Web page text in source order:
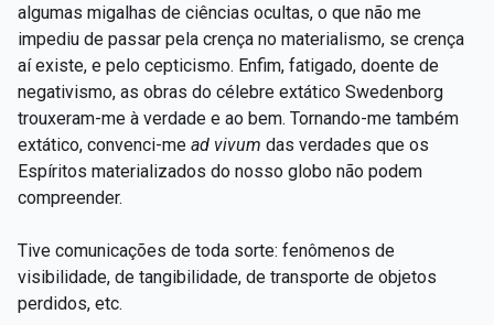
algumas migalhas de ciências ocultas, o que não me
impediu de passar pela crença no materialismo, se crença
aí existe, e pelo cepticismo. Enfim, fatigado, doente de
negativismo, as obras do célebre extático Swedenborg
trouxeram-me à verdade e ao bem. Tornando-me também
extático, convenci-me ad vivum das verdades que os
Espíritos materializados do nosso globo não podem
compreender.
Tive comunicações de toda sorte: fenômenos de
visibilidade, de tangibilidade, de transporte de objetos
perdidos, etc.